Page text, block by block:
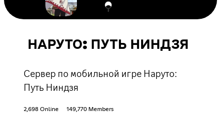
НАРУТО: ПУТЬ НИНДЗЯ
Сервер по мобильной игре Наруто:
Путь Ниндзя
2,698 Online 149,770 Members